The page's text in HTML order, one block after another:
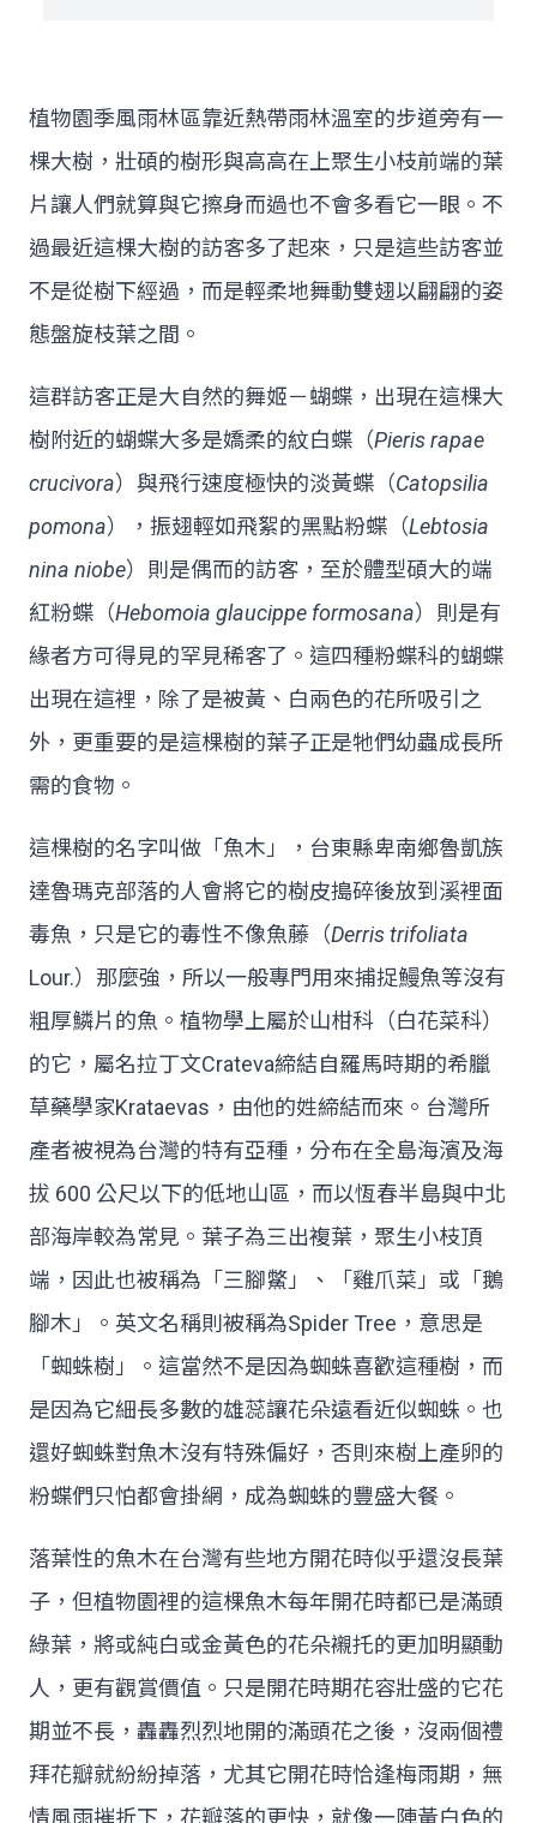
植物園季風雨林區靠近熱帶雨林溫室的步道旁有一
棵大樹，壯碩的樹形與高高在上聚生小枝前端的葉
片讓人們就算與它擦身而過也不會多看它一眼。不
過最近這棵大樹的訪客多了起來，只是這些訪客並
不是從樹下經過，而是輕柔地舞動雙翅以翩翩的姿
態盤旋枝葉之間。
這群訪客正是大自然的舞姬－蝴蝶，出現在這棵大
樹附近的蝴蝶大多是嬌柔的紋白蝶（Pieris rapae
crucivora）與飛行速度極快的淡黃蝶（Catopsilia
pomona），振翅輕如飛絮的黑點粉蝶（Lebtosia
nina niobe）則是偶而的訪客，至於體型碩大的端
紅粉蝶（Hebomoia glaucippe formosana）則是有
緣者方可得見的罕見稀客了。這四種粉蝶科的蝴蝶
出現在這裡，除了是被黃、白兩色的花所吸引之
外，更重要的是這棵樹的葉子正是牠們幼蟲成長所
需的食物。
這棵樹的名字叫做「魚木」，台東縣卑南鄉魯凱族
達魯瑪克部落的人會將它的樹皮搗碎後放到溪裡面
毒魚，只是它的毒性不像魚藤（Derris trifoliata
Lour.）那麼強，所以一般專門用來捕捉鰻魚等沒有
粗厚鱗片的魚。植物學上屬於山柑科（白花菜科）
的它，屬名拉丁文Crateva締結自羅馬時期的希臘
草藥學家Krataevas，由他的姓締結而來。台灣所
產者被視為台灣的特有亞種，分布在全島海濱及海
拔 600 公尺以下的低地山區，而以恆春半島與中北
部海岸較為常見。葉子為三出複葉，聚生小枝頂
端，因此也被稱為「三腳鱉」、「雞爪菜」或「鵝
腳木」。英文名稱則被稱為Spider Tree，意思是
「蜘蛛樹」。這當然不是因為蜘蛛喜歡這種樹，而
是因為它細長多數的雄蕊讓花朵遠看近似蜘蛛。也
還好蜘蛛對魚木沒有特殊偏好，否則來樹上產卵的
粉蝶們只怕都會掛網，成為蜘蛛的豐盛大餐。
落葉性的魚木在台灣有些地方開花時似乎還沒長葉
子，但植物園裡的這棵魚木每年開花時都已是滿頭
綠葉，將或純白或金黃色的花朵襯托的更加明顯動
人，更有觀賞價值。只是開花時期花容壯盛的它花
期並不長，轟轟烈烈地開的滿頭花之後，沒兩個禮
拜花瓣就紛紛掉落，尤其它開花時恰逢梅雨期，無